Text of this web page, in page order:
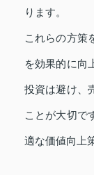
ります。
これらの方策
を効果的に向
投資は避け、
ことが大切で
適な価値向上